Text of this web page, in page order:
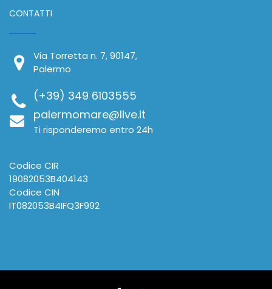
CONTATTI
Via Torretta n. 7, 90147,
Palermo
(+39) 349 6103555
palermomare@live.it
Ti risponderemo entro 24h
Codice CIR
19082053B404143
Codice CIN
IT082053B4IFQ3F992